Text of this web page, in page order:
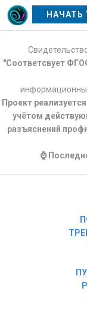
НАЧАТЬ
"Соответсвует
Проект
учётом
разъяснений
⌚